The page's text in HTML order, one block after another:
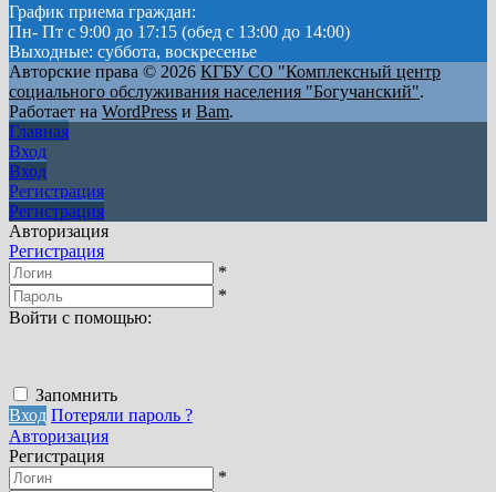
График приема граждан:
Пн- Пт с 9:00 до 17:15 (обед с 13:00 до 14:00)
Выходные: суббота, воскресенье
Авторские права © 2026 КГБУ СО "Комплексный центр
социального обслуживания населения "Богучанский".
Работает на WordPress и Bam.
Главная
Вход
Вход
Регистрация
Регистрация
Авторизация
Регистрация
*
*
Войти с помощью:
Запомнить
Вход Потеряли пароль ?
Авторизация
Регистрация
*